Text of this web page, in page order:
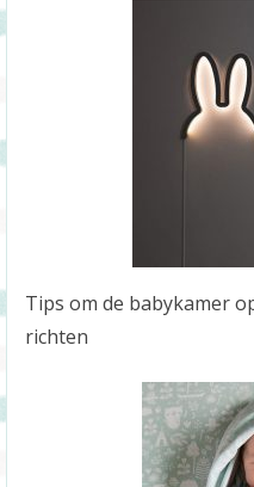
Tips om de babykamer
richten